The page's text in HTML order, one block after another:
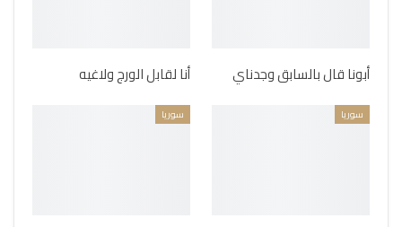
أبونا قال بالسابق وجدناي أنا لقابل الورج ولاغيه
سوريا سوريا